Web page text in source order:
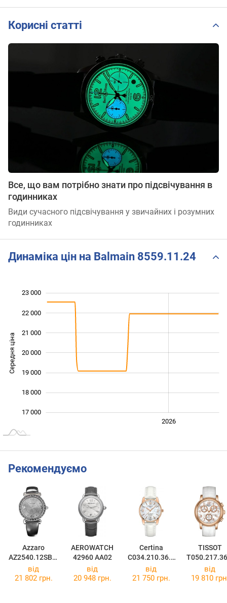
Корисні статті
Все, що вам потрібно знати про підсвічування в
годинниках
Види сучасного підсвічування у звичайних і розумних
годинниках
Динаміка цін на Balmain 8559.11.24
Середня ціна 17 000
17 000
18 000
19 000
20 000
21 000
22 000
23 000
2026
Рекомендуємо
Azzaro
AZ2540.12SB.7
00
AEROWATCH
42960 AA02
Certina
C034.210.36.1
17.00
TISSOT
12.00
від
21 802 грн.
від
20 948 грн.
від
21 750 грн.
від
19 810